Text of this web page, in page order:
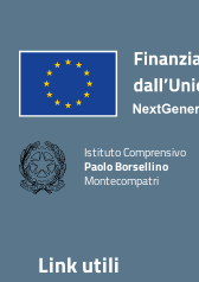
Istituto Comprensivo
Paolo Borsellino
Montecompatri
Link utili